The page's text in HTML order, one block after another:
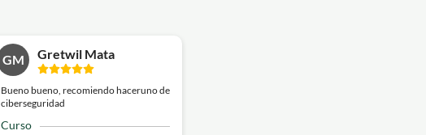
GM Gretwil Mata
Bueno bueno, recomiendo haceruno de
ciberseguridad
Curso